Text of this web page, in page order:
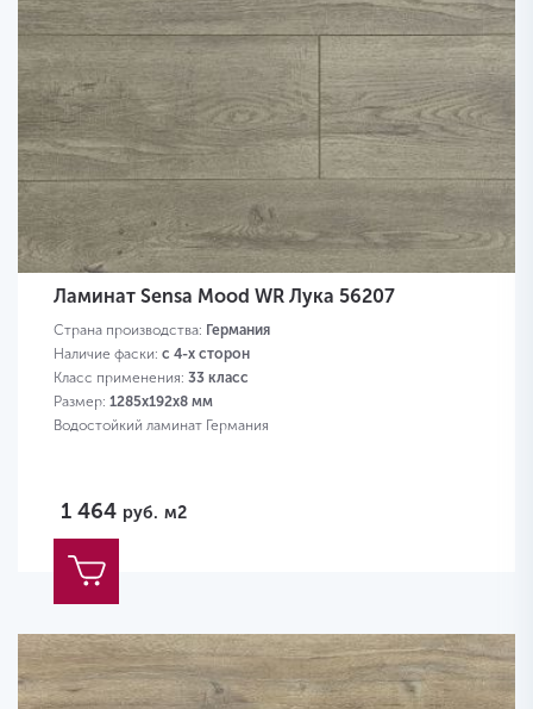
Ламинат Sensa Mood WR Лука 56207
Страна производства: Германия
Наличие фаски: с 4-х сторон
Класс применения: 33 класс
Размер: 1285х192х8 мм
Водостойкий ламинат Германия
1 464 руб. м2